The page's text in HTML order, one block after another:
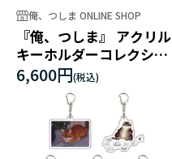
俺、つしま ONLINE SHOP
『俺、つしま』 アクリル
キーホルダーコレクショ
ン (全10種）
6,600円